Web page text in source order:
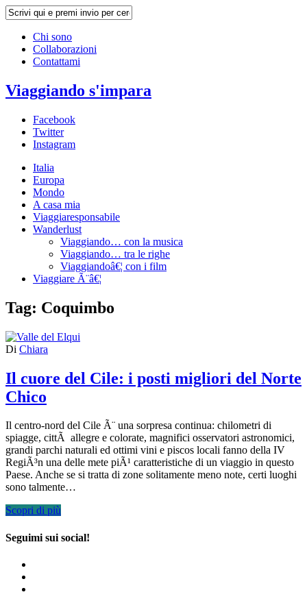
Chi sono
Collaborazioni
Contattami
Viaggiando s'impara
Facebook
Twitter
Instagram
Italia
Europa
Mondo
A casa mia
Viaggiaresponsabile
Wanderlust
Viaggiando… con la musica
Viaggiando… tra le righe
Viaggiandoâ€¦ con i film
Viaggiare Ã¨â€¦
Tag: Coquimbo
Di Chiara
Il cuore del Cile: i posti migliori del Norte
Chico
Il centro-nord del Cile Ã¨ una sorpresa continua: chilometri di
spiagge, cittÃ allegre e colorate, magnifici osservatori astronomici,
grandi parchi naturali ed ottimi vini e piscos locali fanno della IV
RegiÃ³n una delle mete piÃ¹ caratteristiche di un viaggio in questo
Paese. Anche se si tratta di zone solitamente meno note, certi luoghi
sono talmente…
Scopri di più
Seguimi sui social!